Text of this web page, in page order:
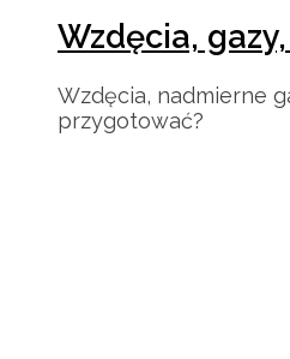
Wzdęcia,
Wzdęcia, nadmierne
przygotować?